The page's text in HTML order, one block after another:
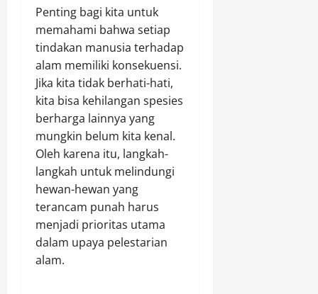
Penting bagi kita untuk
memahami bahwa setiap
tindakan manusia terhadap
alam memiliki konsekuensi.
Jika kita tidak berhati-hati,
kita bisa kehilangan spesies
berharga lainnya yang
mungkin belum kita kenal.
Oleh karena itu, langkah-
langkah untuk melindungi
hewan-hewan yang
terancam punah harus
menjadi prioritas utama
dalam upaya pelestarian
alam.